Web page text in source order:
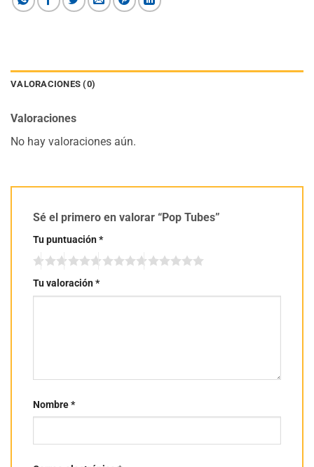
VALORACIONES (0)
Valoraciones
No hay valoraciones aún.
Sé el primero en valorar “Pop Tubes”
Tu puntuación*
Tu valoración*
Nombre*